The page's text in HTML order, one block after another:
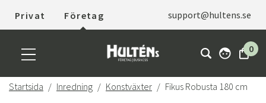
Privat Företag support@hultens.se
0
Startsida Inredning Konstväxter Fikus Robusta 180 cm